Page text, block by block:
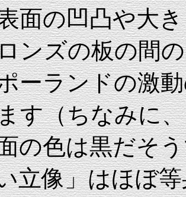
面の凹凸や大
ンズの板の間
ーランドの激
す（ちなみに
の色は黒だそ
像」はほぼ等